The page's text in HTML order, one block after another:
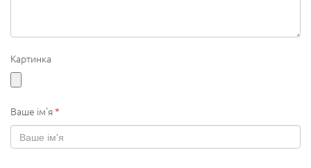
Картинка
Ваше ім'я*